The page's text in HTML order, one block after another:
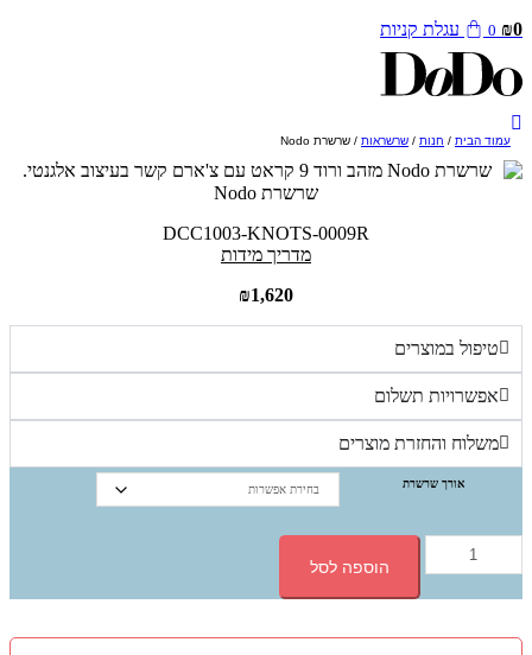
₪0
0 עגלת קניות
עמוד הבית / חנות / שרשראות / שרשרת Nodo
שרשרת Nodo
DCC1003-KNOTS-0009R
מדריך מידות
₪1,620
טיפול במוצרים
אפשרויות תשלום
משלוח והחזרת מוצרים
אורך שרשרת
NODO
הוספה לסל